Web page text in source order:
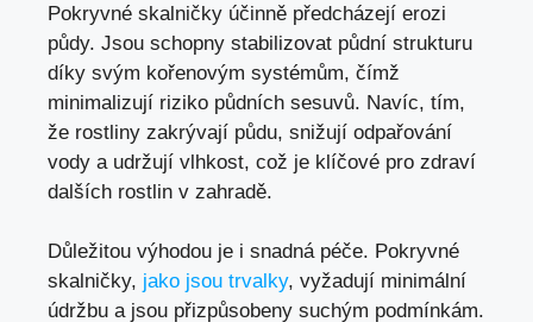
Pokryvné skalničky účinně předcházejí erozi
půdy. Jsou schopny stabilizovat půdní strukturu
díky svým kořenovým systémům, čímž
minimalizují riziko půdních sesuvů. Navíc, tím,
že rostliny zakrývají půdu, snižují odpařování
vody a udržují vlhkost, což je klíčové pro zdraví
dalších rostlin v zahradě.
Důležitou výhodou je i snadná péče. Pokryvné
skalničky, jako jsou trvalky, vyžadují minimální
údržbu a jsou přizpůsobeny suchým podmínkám.